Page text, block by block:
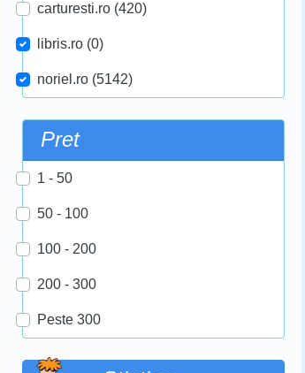
carturesti.ro (420)
libris.ro (0)
noriel.ro (5142)
Pret
1 - 50
50 - 100
100 - 200
200 - 300
Peste 300